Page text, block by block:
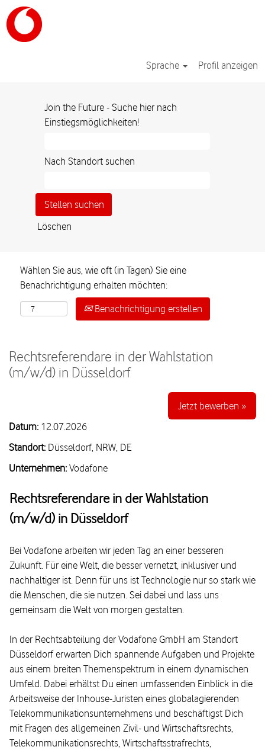
Sprache Profil anzeigen
Join the Future - Suche hier nach
Einstiegsmöglichkeiten!
Nach Standort suchen
Löschen
Wählen Sie aus, wie oft (in Tagen) Sie eine
Benachrichtigung erhalten möchten:
Benachrichtigung erstellen
Rechtsreferendare in der Wahlstation
(m/w/d) in Düsseldorf
Jetzt bewerben »
Datum: 12.07.2026
Standort: Düsseldorf, NRW, DE
Unternehmen: Vodafone
Rechtsreferendare in der Wahlstation
(m/w/d) in Düsseldorf
Bei Vodafone arbeiten wir jeden Tag an einer besseren
Zukunft. Für eine Welt, die besser vernetzt, inklusiver und
nachhaltiger ist. Denn für uns ist Technologie nur so stark wie
die Menschen, die sie nutzen. Sei dabei und lass uns
gemeinsam die Welt von morgen gestalten.
In der Rechtsabteilung der Vodafone GmbH am Standort
Düsseldorf erwarten Dich spannende Aufgaben und Projekte
aus einem breiten Themenspektrum in einem dynamischen
Umfeld. Dabei erhältst Du einen umfassenden Einblick in die
Arbeitsweise der Inhouse-Juristen eines globalagierenden
Telekommunikationsunternehmens und beschäftigst Dich
mit Fragen des allgemeinen Zivil- und Wirtschaftsrechts,
Telekommunikationsrechts, Wirtschaftsstrafrechts,